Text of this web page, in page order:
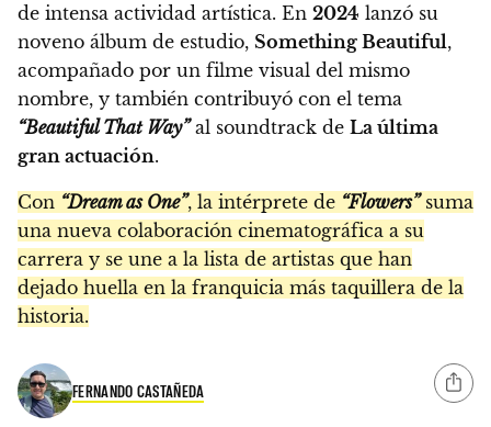
de intensa actividad artística. En 2024 lanzó su
noveno álbum de estudio, Something Beautiful,
acompañado por un filme visual del mismo
nombre, y también contribuyó con el tema
“Beautiful That Way”al soundtrack de La última
gran actuación.
Con “Dream as One”, la intérprete de “Flowers”suma
una nueva colaboración cinematográfica a su
carrera y se une a la lista de artistas que han
dejado huella en la franquicia más taquillera de la
historia.
FERNANDO CASTAÑEDA